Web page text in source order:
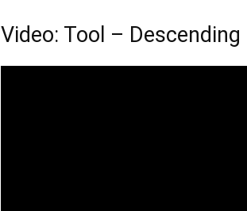
Video: Tool – Descending